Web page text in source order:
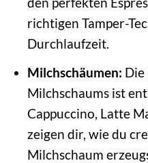
richtigen Tamper-
Durchlaufzeit.
Milchschäumen: Die
Milchschaums ist
Cappuccino, Latte
zeigen dir, wie du
Milchschaum